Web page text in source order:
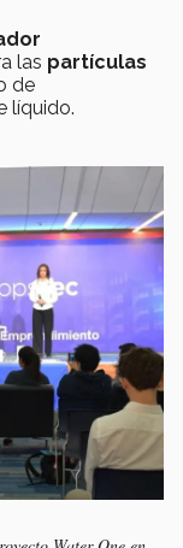
las partículas
de
líquido.